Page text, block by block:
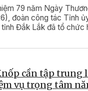
79 năm Ngày
đoàn công tác Tỉnh
Đắk Lắk đã tổ chức
cần tập trung
vụ trọng tâm